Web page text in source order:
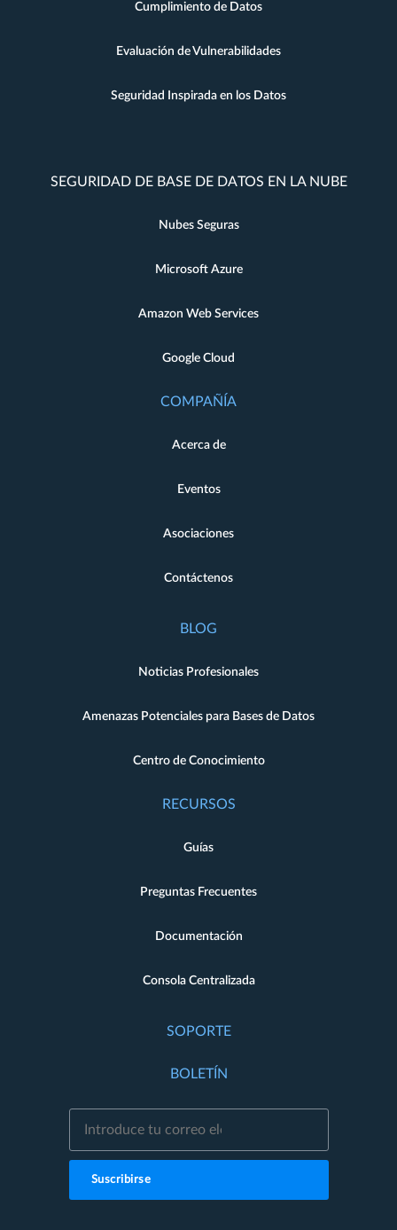
Cumplimiento de Datos
Evaluación de Vulnerabilidades
Seguridad Inspirada en los Datos
SEGURIDAD DE BASE DE DATOS EN LA NUBE
Nubes Seguras
Microsoft Azure
Amazon Web Services
Google Cloud
COMPAÑÍA
Acerca de
Eventos
Asociaciones
Contáctenos
BLOG
Noticias Profesionales
Amenazas Potenciales para Bases de Datos
Centro de Conocimiento
RECURSOS
Guías
Preguntas Frecuentes
Documentación
Consola Centralizada
SOPORTE
BOLETÍN
Suscribirse